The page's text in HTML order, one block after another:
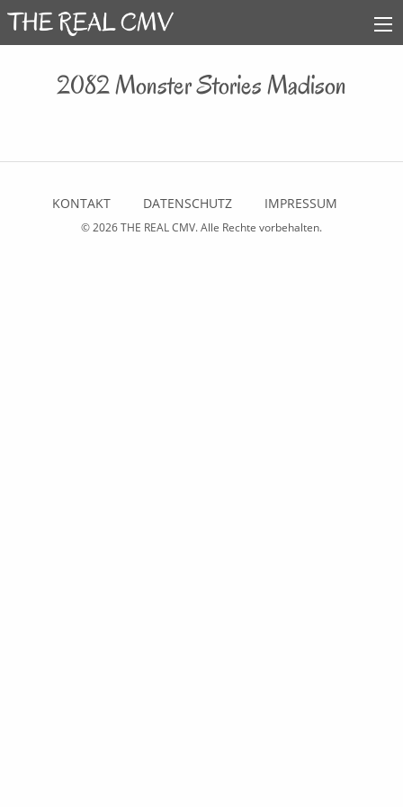
2082 Monster Stories Madison
KONTAKT DATENSCHUTZ IMPRESSUM
© 2026THE REAL CMV. Alle Rechte vorbehalten.